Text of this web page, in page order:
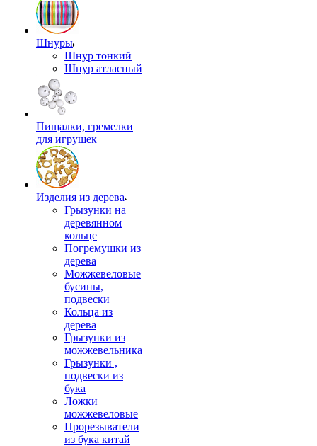
Шнуры
Шнур тонкий
Шнур атласный
Пищалки, гремелки
для игрушек
Изделия из дерева
Грызунки на
деревянном
кольце
Погремушки из
дерева
Можжевеловые
бусины,
подвески
Кольца из
дерева
Грызунки из
можжевельника
Грызунки ,
подвески из
бука
Ложки
можжевеловые
Прорезыватели
из бука китай